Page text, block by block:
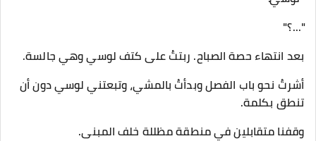
"...؟"
بعد انتهاء حصة الصباح. ربتتُ على كتف لوسي وهي جالسة.
أشرتُ نحو باب الفصل وبدأتُ بالمشي، وتبعتني لوسي دون أن
تنطق بكلمة.
وقفنا متقابلين في منطقة مظللة خلف المبنى.